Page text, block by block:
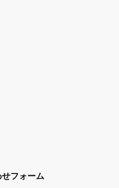
フォーム